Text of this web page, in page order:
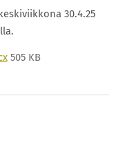
30.4.25
505 KB